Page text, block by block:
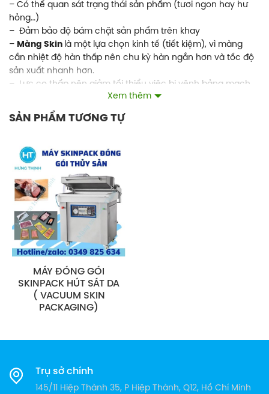
– Có thể quan sát trạng thái sản phẩm (tươi ngon hay hư
hỏng…)
– Đảm bảo độ bám chặt sản phẩm trên khay
– Màng Skin là một lựa chọn kinh tế (tiết kiệm), vì màng
cần nhiệt độ hàn thấp nên chu kỳ hàn ngắn hơn và tốc độ
sản xuất nhanh hơn.
– Lực co thấp nên giảm tối thiểu việc bị vênh bảng mạch
– Trong suốt- rõ
– Kháng thủng tốt
Thông số Màng thông dụng và luôn có sẵn hàng tại kho
Xem thêm
SẢN PHẨM TƯƠNG TỰ
MÁY ĐÓNG GÓI
SKINPACK HÚT SÁT DA
( VACUUM SKIN
PACKAGING)
Trụ sở chính
145/11 Hiệp Thành 35, P Hiệp Thành, Q12, Hồ Chí Minh